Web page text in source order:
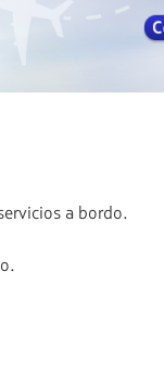
a bordo.